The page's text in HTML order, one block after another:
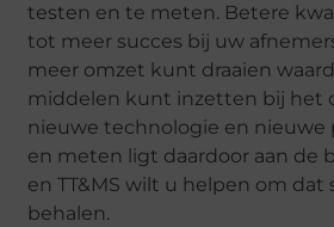
testen en te meten. Betere
tot meer succes bij uw
meer omzet kunt draaien
middelen kunt inzetten bij het
nieuwe technologie en nieuwe
en meten ligt daardoor aan de
en TT&MS wilt u helpen om
behalen.